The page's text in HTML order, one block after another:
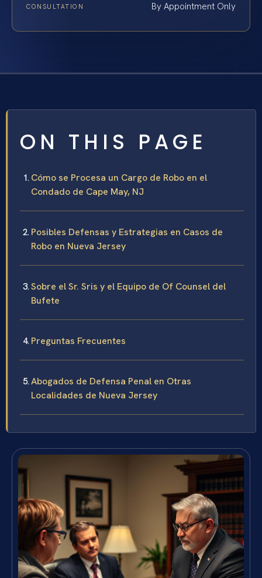
CONSULTATION By Appointment Only
ON THIS PAGE
Cómo se Procesa un Cargo de Robo en el
Condado de Cape May, NJ
Posibles Defensas y Estrategias en Casos de
Robo en Nueva Jersey
Sobre el Sr. Sris y el Equipo de Of Counsel del
Bufete
Preguntas Frecuentes
Abogados de Defensa Penal en Otras
Localidades de Nueva Jersey